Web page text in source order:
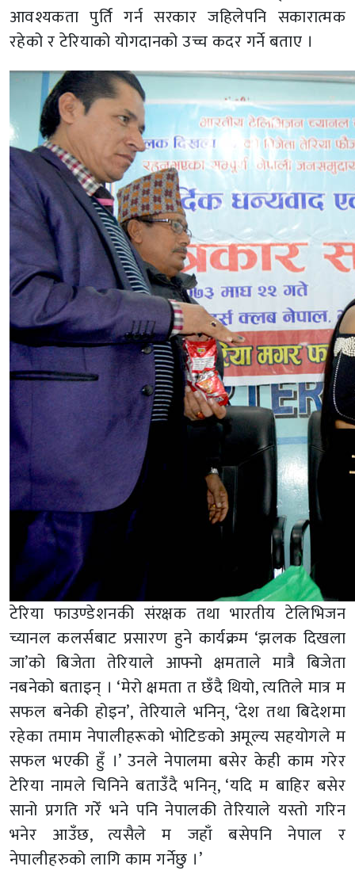
आवश्यकता पुर्ति गर्न सरकार जहिलेपनि सकारात्मक
रहेको र टेरियाको योगदानको उच्च कदर गर्ने बताए ।
टेरिया फाउण्डेशनकी संरक्षक तथा भारतीय टेलिभिजन
च्यानल कलर्सबाट प्रसारण हुने कार्यक्रम ‘झलक दिखला
जा’को बिजेता तेरियाले आफ्नो क्षमताले मात्रै बिजेता
नबनेको बताइन् । ‘मेरो क्षमता त छँदै थियो, त्यतिले मात्र म
सफल बनेकी होइन’, तेरियाले भनिन्, ‘देश तथा बिदेशमा
रहेका तमाम नेपालीहरूको भोटिङको अमूल्य सहयोगले म
सफल भएकी हुँ ।’ उनले नेपालमा बसेर केही काम गरेर
टेरिया नामले चिनिने बताउँदै भनिन्, ‘यदि म बाहिर बसेर
सानो प्रगति गरेँ भने पनि नेपालकी तेरियाले यस्तो गरिन
भनेर आउँछ, त्यसैले म जहाँ बसेपनि नेपाल र
नेपालीहरुको लागि काम गर्नेछु ।’